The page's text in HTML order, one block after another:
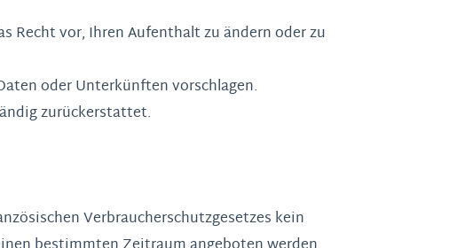
Recht vor, Ihren Aufenthalt zu ändern oder zu
oder Unterkünften vorschlagen.
zurückerstattet.
Verbraucherschutzgesetzes kein